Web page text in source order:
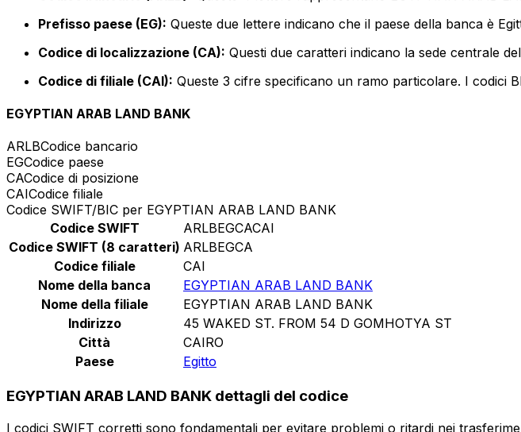
Prefisso paese (EG): Queste due lettere indicano che il paese della banca è
Codice di localizzazione (CA): Questi due caratteri indicano la sede centrale
Codice di filiale (CAI): Queste 3 cifre specificano un ramo particolare. I codici
EGYPTIAN ARAB LAND BANK
ARLBCodice bancario
EGCodice paese
CACodice di posizione
CAICodice filiale
Codice SWIFT/BIC per EGYPTIAN ARAB LAND BANK
Codice SWIFT
ARLBEGCACAI
Codice SWIFT (8 caratteri) ARLBEGCA
Codice filiale
CAI
Nome della banca
EGYPTIAN ARAB LAND BANK
Nome della filiale
EGYPTIAN ARAB LAND BANK
Indirizzo
45 WAKED ST. FROM 54 D GOMHOTYA ST
Città
CAIRO
Paese
Egitto
EGYPTIAN ARAB LAND BANK dettagli del codice
I codici SWIFT corretti sono fondamentali per evitare problemi o ritardi nei